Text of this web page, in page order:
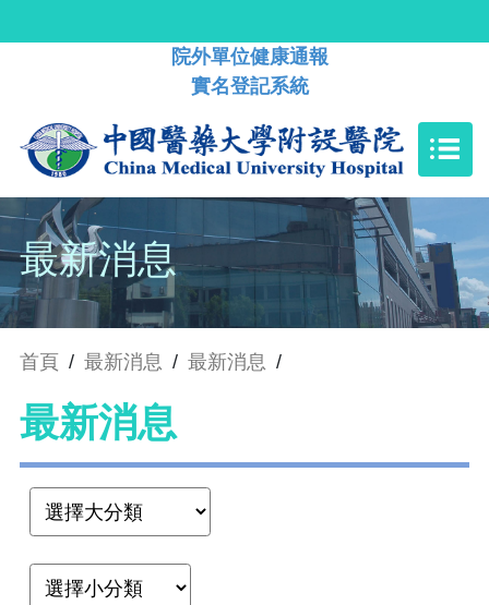
院外單位健康通報
實名登記系統
最新消息
首頁 / 最新消息 / 最新消息 /
最新消息